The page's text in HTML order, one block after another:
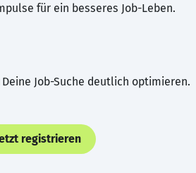
für ein besseres Job-Leben.
Job-Suche deutlich optimieren.
registrieren